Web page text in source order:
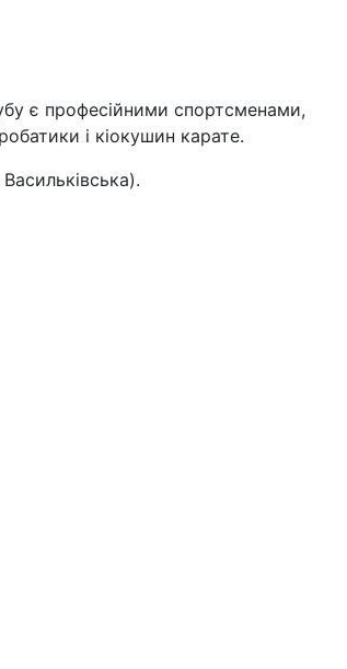
є професійними спортсменами,
і кіокушин карате.